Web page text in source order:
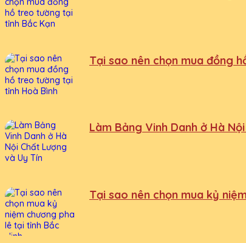
Tại sao nên chọn mua đồng
Làm Bảng Vinh Danh ở Hà
Tại sao nên chọn mua kỷ